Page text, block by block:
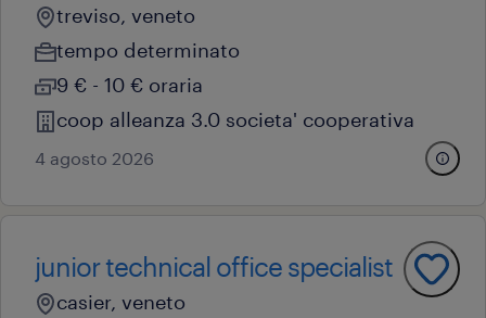
treviso, veneto
tempo determinato
9 € - 10 € oraria
coop alleanza 3.0 societa' cooperativa
4 agosto 2026
junior technical office specialist
casier, veneto